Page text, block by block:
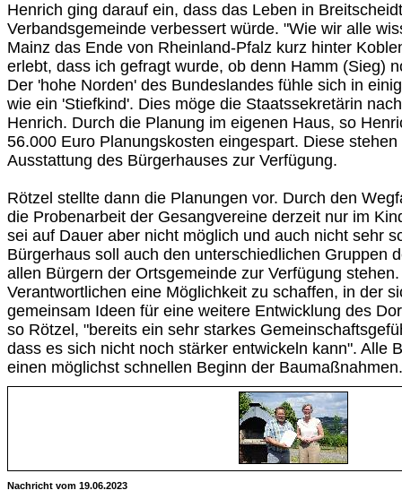
Henrich ging darauf ein, dass das Leben in
Verbandsgemeinde verbessert würde. "Wie wir alle
Mainz das Ende von Rheinland-Pfalz kurz hinter
erlebt, dass ich gefragt wurde, ob denn Hamm (Sieg)
Der 'hohe Norden' des Bundeslandes fühle sich in
wie ein 'Stiefkind'. Dies möge die Staatssekretärin
Henrich. Durch die Planung im eigenen Haus, so
56.000 Euro Planungskosten eingespart. Diese
Ausstattung des Bürgerhauses zur Verfügung.
Rötzel stellte dann die Planungen vor. Durch den
die Probenarbeit der Gesangvereine derzeit nur im
sei auf Dauer aber nicht möglich und auch nicht sehr
Bürgerhaus soll auch den unterschiedlichen Gruppen
allen Bürgern der Ortsgemeinde zur Verfügung
Verantwortlichen eine Möglichkeit zu schaffen, in der
gemeinsam Ideen für eine weitere Entwicklung des
so Rötzel, "bereits ein sehr starkes
dass es sich nicht noch stärker entwickeln kann". Alle
einen möglichst schnellen Beginn der
Nachricht vom 19.06.2023